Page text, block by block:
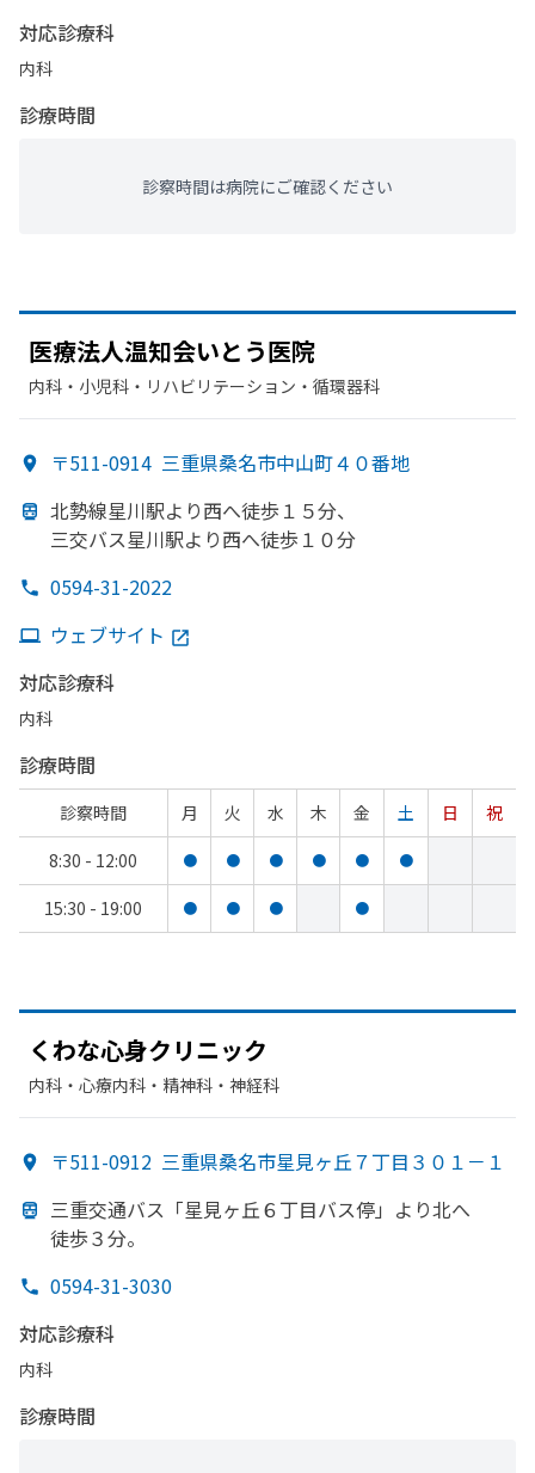
対応診療科
内科
診療時間
診察時間は病院にご確認ください
医療法人温知会いとう医院
内科・​小児科・​リハビリテーション・​循環器科
〒511-0914 三重県桑名市中山町４０番地
北勢線星川駅より西へ徒歩１５分、
三交バス星川駅より西へ徒歩１０分
0594-31-2022
ウェブサイト
対応診療科
内科
診療時間
診察時間 月 火 水 木 金 土 日
祝
8:30 - 12:00
● ● ● ● ● ●
15:30 - 19:00 ● ● ● ●
くわな心身クリニック
内科・​心療内科・​精神科・神経科
〒511-0912 三重県桑名市星見ヶ丘７丁目３０１－１
三重交通バス「星見ヶ丘６丁目バス停」より北へ
徒歩３分。
0594-31-3030
対応診療科
内科
診療時間